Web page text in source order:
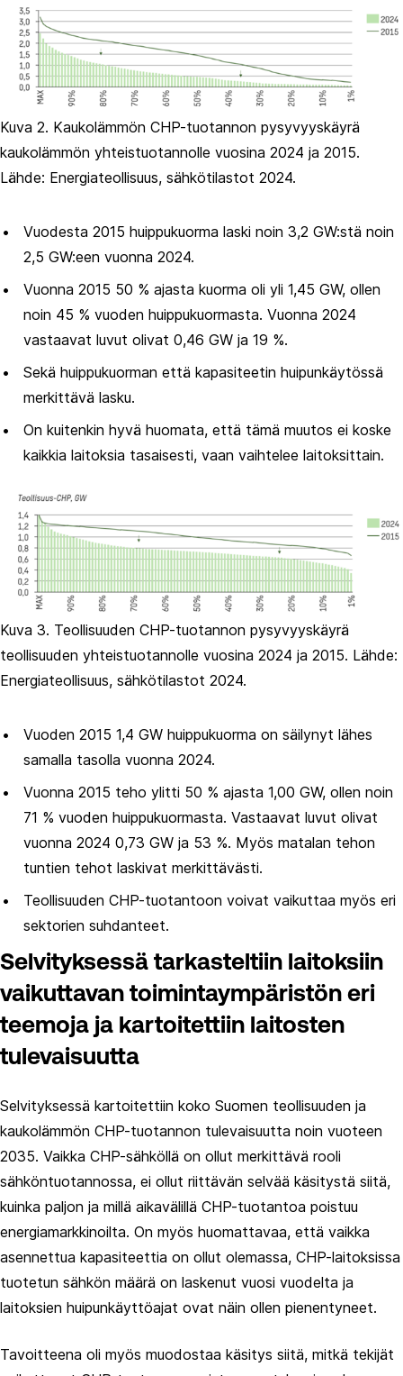
Kuva 2. Kaukolämmön CHP-tuotannon pysyvyyskäyrä
kaukolämmön yhteistuotannolle vuosina 2024 ja 2015.
Lähde: Energiateollisuus, sähkötilastot 2024.
Vuodesta 2015 huippukuorma laski noin 3,2 GW:stä noin
2,5 GW:een vuonna 2024.
Vuonna 2015 50 % ajasta kuorma oli yli 1,45 GW, ollen
noin 45 % vuoden huippukuormasta. Vuonna 2024
vastaavat luvut olivat 0,46 GW ja 19 %.
Sekä huippukuorman että kapasiteetin huipunkäytössä
merkittävä lasku.
On kuitenkin hyvä huomata, että tämä muutos ei koske
kaikkia laitoksia tasaisesti, vaan vaihtelee laitoksittain.
Kuva 3. Teollisuuden CHP-tuotannon pysyvyyskäyrä
teollisuuden yhteistuotannolle vuosina 2024 ja 2015. Lähde:
Energiateollisuus, sähkötilastot 2024.
Vuoden 2015 1,4 GW huippukuorma on säilynyt lähes
samalla tasolla vuonna 2024.
Vuonna 2015 teho ylitti 50 % ajasta 1,00 GW, ollen noin
71 % vuoden huippukuormasta. Vastaavat luvut olivat
vuonna 2024 0,73 GW ja 53 %. Myös matalan tehon
tuntien tehot laskivat merkittävästi.
Teollisuuden CHP-tuotantoon voivat vaikuttaa myös eri
sektorien suhdanteet.
Selvityksessä tarkasteltiin laitoksiin
vaikuttavan toimintaympäristön eri
teemoja ja kartoitettiin laitosten
tulevaisuutta
Selvityksessä kartoitettiin koko Suomen teollisuuden ja
kaukolämmön CHP-tuotannon tulevaisuutta noin vuoteen
2035. Vaikka CHP-sähköllä on ollut merkittävä rooli
sähköntuotannossa, ei ollut riittävän selvää käsitystä siitä,
kuinka paljon ja millä aikavälillä CHP-tuotantoa poistuu
energiamarkkinoilta. On myös huomattavaa, että vaikka
asennettua kapasiteettia on ollut olemassa, CHP-laitoksissa
tuotetun sähkön määrä on laskenut vuosi vuodelta ja
laitoksien huipunkäyttöajat ovat näin ollen pienentyneet.
Tavoitteena oli myös muodostaa käsitys siitä, mitkä tekijät